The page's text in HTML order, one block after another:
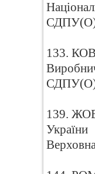
133.
139.
України